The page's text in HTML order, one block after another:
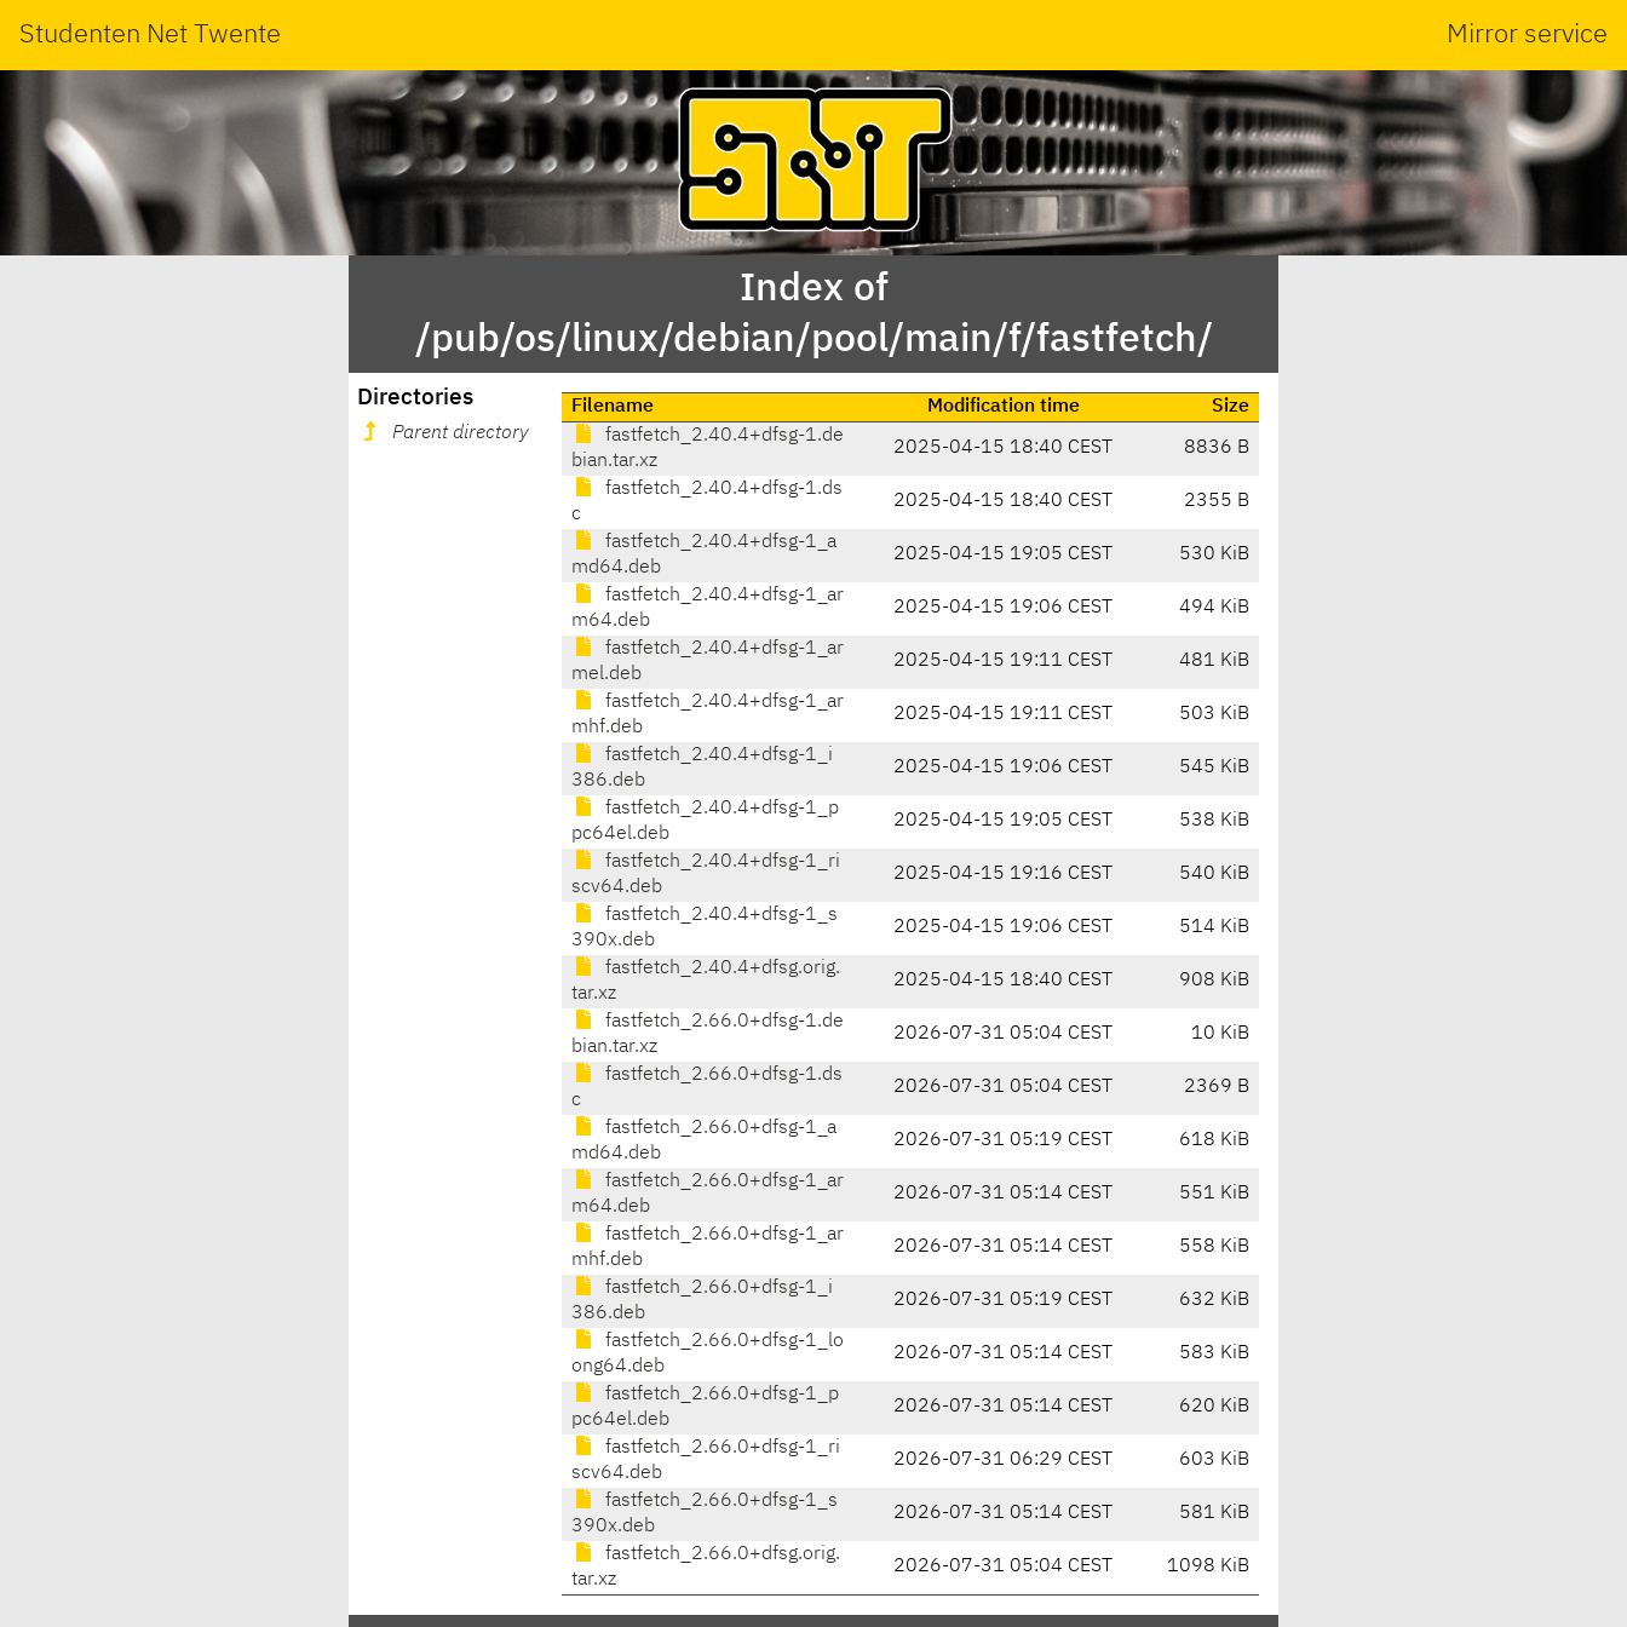
Studenten Net Twente Mirror service
Index of
/pub/os/linux/debian/pool/main/f/fastfetch/
Directories
Parent directory
Filename Modification time
Size
fastfetch_2.40.4+dfsg-1.de
bian.tar.xz
2025-04-15 18:40 CEST 8836 B
fastfetch_2.40.4+dfsg-1.ds
c
2025-04-15 18:40 CEST 2355 B
fastfetch_2.40.4+dfsg-1_a
md64.deb
2025-04-15 19:05 CEST 530 KiB
fastfetch_2.40.4+dfsg-1_ar
m64.deb
2025-04-15 19:06 CEST 494 KiB
fastfetch_2.40.4+dfsg-1_ar
mel.deb
2025-04-15 19:11 CEST 481 KiB
fastfetch_2.40.4+dfsg-1_ar
mhf.deb
2025-04-15 19:11 CEST 503 KiB
fastfetch_2.40.4+dfsg-1_i
386.deb
2025-04-15 19:06 CEST 545 KiB
fastfetch_2.40.4+dfsg-1_p
pc64el.deb
2025-04-15 19:05 CEST 538 KiB
fastfetch_2.40.4+dfsg-1_ri
scv64.deb
2025-04-15 19:16 CEST 540 KiB
fastfetch_2.40.4+dfsg-1_s
390x.deb
2025-04-15 19:06 CEST 514 KiB
fastfetch_2.40.4+dfsg.orig.
tar.xz
2025-04-15 18:40 CEST 908 KiB
fastfetch_2.66.0+dfsg-1.de
bian.tar.xz
2026-07-31 05:04 CEST 10 KiB
fastfetch_2.66.0+dfsg-1.ds
c
2026-07-31 05:04 CEST 2369 B
fastfetch_2.66.0+dfsg-1_a
md64.deb
2026-07-31 05:19 CEST 618 KiB
fastfetch_2.66.0+dfsg-1_ar
m64.deb
2026-07-31 05:14 CEST 551 KiB
fastfetch_2.66.0+dfsg-1_ar
mhf.deb
2026-07-31 05:14 CEST 558 KiB
fastfetch_2.66.0+dfsg-1_i
386.deb
2026-07-31 05:19 CEST 632 KiB
fastfetch_2.66.0+dfsg-1_lo
ong64.deb
2026-07-31 05:14 CEST 583 KiB
fastfetch_2.66.0+dfsg-1_p
pc64el.deb
2026-07-31 05:14 CEST 620 KiB
fastfetch_2.66.0+dfsg-1_ri
scv64.deb
2026-07-31 06:29 CEST 603 KiB
fastfetch_2.66.0+dfsg-1_s
390x.deb
2026-07-31 05:14 CEST 581 KiB
fastfetch_2.66.0+dfsg.orig.
tar.xz
2026-07-31 05:04 CEST 1098 KiB